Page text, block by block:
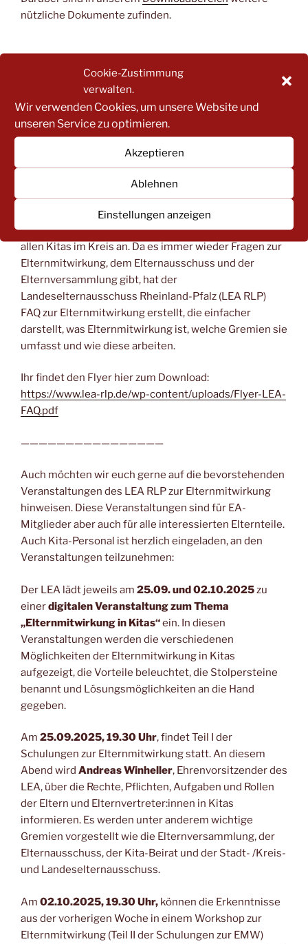
Cookie-Zustimmung
verwalten.
Wir verwenden Cookies, um unsere Website und
unseren Service zu optimieren.
Akzeptieren
Ablehnen
Einstellungen anzeigen
nützliche Dokumente zufinden.
Der KEA informiert…
Wir wünschen allen Kita-Kindern und ihren Familien
einen guten Start ins neue Kita-Jahr! Einige eurer
Kinder werden nun auch schon nicht mehr die Kita
besuchen – den neuen Schulkindern wünschen wir viel
Freude in der Schule und auch dort einen guten Start!
Wie in jedem Jahr stehen zu Beginn des Kita-Jahres
Elternversammlungen und Elternausschuss-Wahlen in
allen Kitas im Kreis an. Da es immer wieder Fragen zur
Elternmitwirkung, dem Elternausschuss und der
Elternversammlung gibt, hat der
Landeselternausschuss Rheinland-Pfalz (LEA RLP)
FAQ zur Elternmitwirkung erstellt, die einfacher
darstellt, was Elternmitwirkung ist, welche Gremien sie
umfasst und wie diese arbeiten.
Ihr findet den Flyer hier zum Download:
https://www.lea-rlp.de/wp-content/uploads/Flyer-LEA-
FAQ.pdf
————————————————
Auch möchten wir euch gerne auf die bevorstehenden
Veranstaltungen des LEA RLP zur Elternmitwirkung
hinweisen. Diese Veranstaltungen sind für EA-
Mitglieder aber auch für alle interessierten Elternteile.
Auch Kita-Personal ist herzlich eingeladen, an den
Veranstaltungen teilzunehmen:
Der LEA lädt jeweils am 25.09. und 02.10.2025zu
einerdigitalen Veranstaltung zum Thema
„Elternmitwirkung in Kitas“ein. In diesen
Veranstaltungen werden die verschiedenen
Möglichkeiten der Elternmitwirkung in Kitas
aufgezeigt, die Vorteile beleuchtet, die Stolpersteine
benannt und Lösungsmöglichkeiten an die Hand
gegeben.
Am 25.09.2025, 19.30 Uhr, findet Teil I der
Schulungen zur Elternmitwirkung statt. An diesem
Abend wird Andreas Winheller, Ehrenvorsitzender des
LEA, über die Rechte, Pflichten, Aufgaben und Rollen
der Eltern und Elternvertreter:innen in Kitas
informieren. Es werden unter anderem wichtige
Gremien vorgestellt wie die Elternversammlung, der
Elternausschuss, der Kita-Beirat und der Stadt- /Kreis-
und Landeselternausschuss.
Am 02.10.2025, 19.30 Uhr, können die Erkenntnisse
aus der vorherigen Woche in einem Workshop zur
Elternmitwirkung (Teil II der Schulungen zur EMW)